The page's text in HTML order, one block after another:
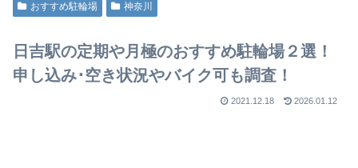
おすすめ駐輪場 神奈川
日吉駅の定期や月極のおすすめ駐輪場２選！
申し込み･空き状況やバイク可も調査！
2021.12.18 2026.01.12